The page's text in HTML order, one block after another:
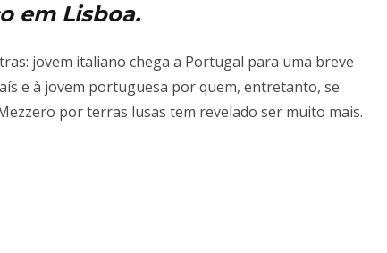
em Lisboa.
jovem italiano chega a Portugal para uma breve
e à jovem portuguesa por quem, entretanto, se
por terras lusas tem revelado ser muito mais.